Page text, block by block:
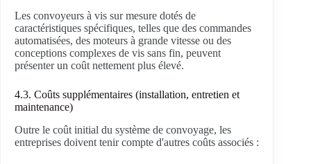
Les convoyeurs à vis sur mesure dotés de
caractéristiques spécifiques, telles que des commandes
automatisées, des moteurs à grande vitesse ou des
conceptions complexes de vis sans fin, peuvent
présenter un coût nettement plus élevé.
4.3. Coûts supplémentaires (installation, entretien et
maintenance)
Outre le coût initial du système de convoyage, les
entreprises doivent tenir compte d'autres coûts associés :